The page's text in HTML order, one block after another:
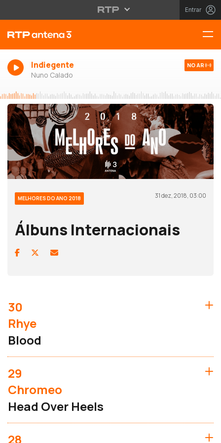
Entrar
Indiegente
Nuno Calado
NO AR
MELHORES DO ANO 2018 31 dez, 2018, 03:00
Álbuns Internacionais
30
Rhye
Blood
29
Chromeo
Head Over Heels
28